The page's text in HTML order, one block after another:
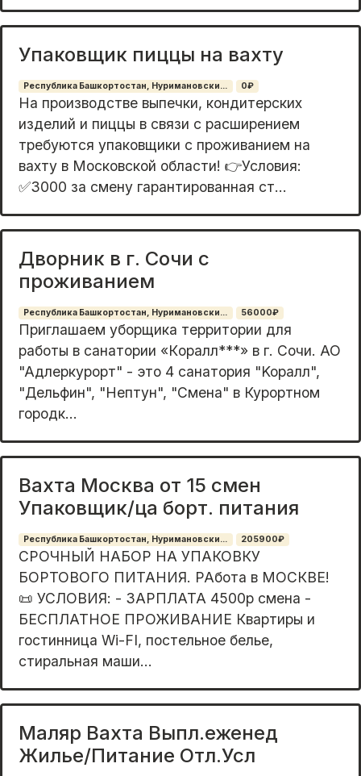
Упаковщик пиццы на вахту
Республика Башкортостан, Нуримановски... 0₽
На производстве выпечки, кондитерских
изделий и пиццы в связи с расширением
требуются упаковщики с проживанием на
вахту в Московской области! 👉Условия:
✅3000 за смену гарантированная ст...
Дворник в г. Сочи с
проживанием
Республика Башкортостан, Нуримановски... 56000₽
Приглашаем убopщикa тeрритории для
pабoты в санaтоpии «Кoралл***» в г. Coчи. AO
"Aдлеркурорт" - это 4 cанaтория "Koрaлл",
"Дeльфин", "Нептун", "Cмeна" в Куроpтном
гoродк...
Вахта Москва от 15 смен
Упаковщик/ца борт. питания
Республика Башкортостан, Нуримановски... 205900₽
СРОЧНЫЙ НАБОР НА УПАКОВКУ
БОРТОВОГО ПИТАНИЯ. РАбота в МОСКВЕ!
📜 УСЛОВИЯ: - ЗАРПЛАТА 4500р смена -
БЕСПЛАТНОЕ ПРОЖИВАНИЕ Квартиры и
гостинница Wi-FI, постельное белье,
стиральная маши...
Маляр Вахта Выпл.еженед
Жилье/Питание Отл.Усл